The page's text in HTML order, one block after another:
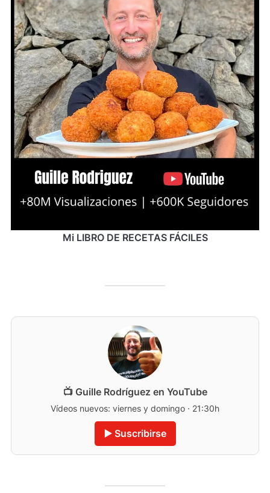
Mi LIBRO DE RECETAS FÁCILES
📺 Guille Rodríguez en YouTube
Vídeos nuevos: viernes y domingo · 21:30h
▶️ Suscribirse